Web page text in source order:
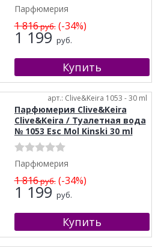
Парфюмерия
1 816руб.(-34%)
1 199 руб.
арт.: Clive&Keira 1053 - 30 ml
Парфюмерия Clive&Keira
Clive&Keira / Туалетная вода
№ 1053 Esc Mol Kinski 30 ml
Парфюмерия
1 816руб.(-34%)
1 199 руб.